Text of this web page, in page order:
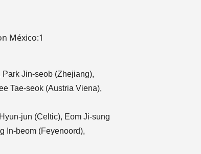
México:1
Jin-seob (Zhejiang),
Tae-seok (Austria Viena),
jun (Celtic), Eom Ji-sung
In-beom (Feyenoord),